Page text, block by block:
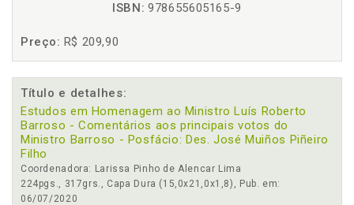
ISBN: 978655605165-9
Preço: R$ 209,90
Título e detalhes:
Estudos em Homenagem ao Ministro Luís Roberto
Barroso - Comentários aos principais votos do
Ministro Barroso - Posfácio: Des. José Muiños Piñeiro
Filho
Coordenadora: Larissa Pinho de Alencar Lima
224pgs., 317grs., Capa Dura (15,0x21,0x1,8), Pub. em:
06/07/2020